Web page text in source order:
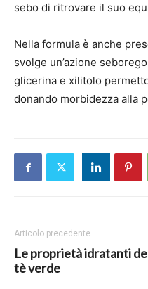
sebo di ritrovare il suo
Nella formula è anche
svolge un’azione
glicerina e xilitolo
donando morbidezza alla
Articolo precedente
Le proprietà idratanti
tè verde